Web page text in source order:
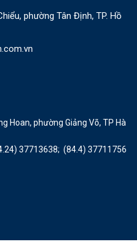
phường Tân Định, TP. Hồ
Hoan, phường Giảng Võ, TP Hà
37713638; (84.4) 37711756